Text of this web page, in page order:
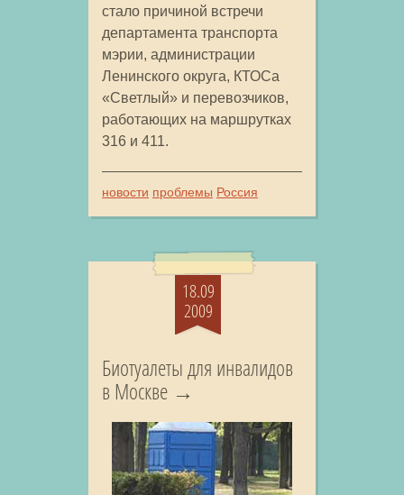
стало причиной встречи
департамента транспорта
мэрии, администрации
Ленинского округа, КТОСа
«Светлый» и перевозчиков,
работающих на маршрутках
316 и 411.
новости проблемы Россия
18.09
2009
Биотуалеты для инвалидов
в Москве